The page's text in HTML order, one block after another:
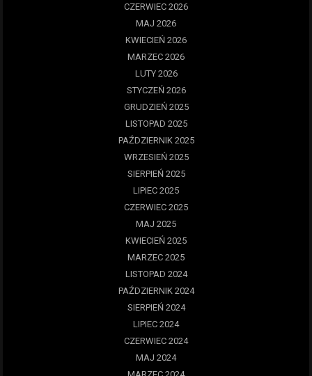
CZERWIEC 2026
MAJ 2026
KWIECIEŃ 2026
MARZEC 2026
LUTY 2026
STYCZEŃ 2026
GRUDZIEŃ 2025
LISTOPAD 2025
PAŹDZIERNIK 2025
WRZESIEŃ 2025
SIERPIEŃ 2025
LIPIEC 2025
CZERWIEC 2025
MAJ 2025
KWIECIEŃ 2025
MARZEC 2025
LISTOPAD 2024
PAŹDZIERNIK 2024
SIERPIEŃ 2024
LIPIEC 2024
CZERWIEC 2024
MAJ 2024